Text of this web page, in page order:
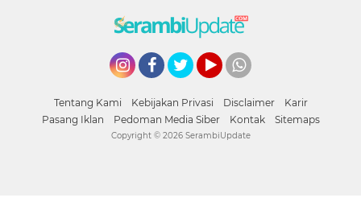
Tentang Kami Kebijakan Privasi Disclaimer
Karir
Pasang Iklan
Pedoman Media Siber Kontak Sitemaps
Copyright © 2026 SerambiUpdate